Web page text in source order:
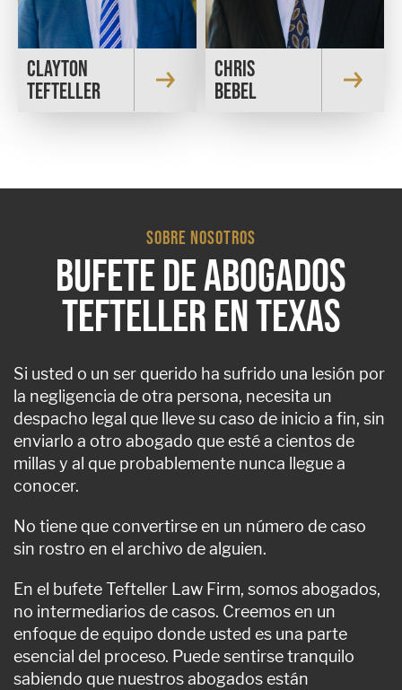
CLAYTON
TEFTELLER
CHRIS
BEBEL
SOBRE NOSOTROS
BUFETE DE ABOGADOS
TEFTELLER EN TEXAS
Si usted o un ser querido ha sufrido una lesión por
la negligencia de otra persona, necesita un
despacho legal que lleve su caso de inicio a fin, sin
enviarlo a otro abogado que esté a cientos de
millas y al que probablemente nunca llegue a
conocer.
No tiene que convertirse en un número de caso
sin rostro en el archivo de alguien.
En el bufete Tefteller Law Firm, somos abogados,
no intermediarios de casos. Creemos en un
enfoque de equipo donde usted es una parte
esencial del proceso. Puede sentirse tranquilo
sabiendo que nuestros abogados están